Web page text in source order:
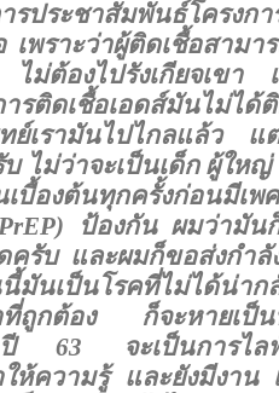
รประชาสัมพันธ์โครงก
พราะว่าผู้ติดเชื้อสามา
ต้องไปรังเกียจเขา เ
รติดเชื้อเอดส์มันไม่ได้
เรามันไปไกลแล้ว แ
ไม่ว่าจะเป็นเด็ก ผู้ให
เบื้องต้นทุกครั้งก่อนมีเ
ป้องกัน ผมว่ามัน
รับ และผมก็ขอส่งกำลั
มันเป็นโรคที่ไม่ได้น่า
ที่ถูกต้อง ก็จะหายเป็
63 จะเป็นการไลฟ์
ความรู้ และยังมีงาน